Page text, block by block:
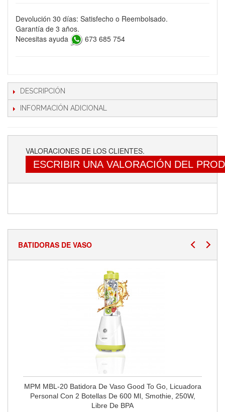
Devolución 30 días: Satisfecho o Reembolsado.
Garantía de 3 años.
Necesitas ayuda
673 685 754
DESCRIPCIÓN
INFORMACIÓN ADICIONAL
VALORACIONES DE LOS CLIENTES.
ESCRIBIR UNA VALORACIÓN DEL
BATIDORAS DE VASO
MPM MBL-20 Batidora De Vaso Good To Go, Licuadora
Personal Con 2 Botellas De 600 Ml, Smothie, 250W,
Libre De BPA